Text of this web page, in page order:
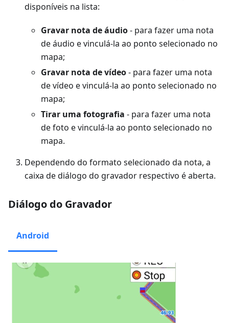
disponíveis na lista:
Gravar nota de áudio- para fazer uma nota
de áudio e vinculá-la ao ponto selecionado no
mapa;
Gravar nota de vídeo- para fazer uma nota
de vídeo e vinculá-la ao ponto selecionado no
mapa;
Tirar uma fotografia - para fazer uma nota
de foto e vinculá-la ao ponto selecionado no
mapa.
Dependendo do formato selecionado da nota, a
caixa de diálogo do gravador respectivo é aberta.
Diálogo do Gravador
Android